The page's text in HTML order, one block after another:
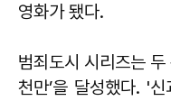
영화가 됐다.
범죄도시 시리즈는
천만’을 달성했다. '